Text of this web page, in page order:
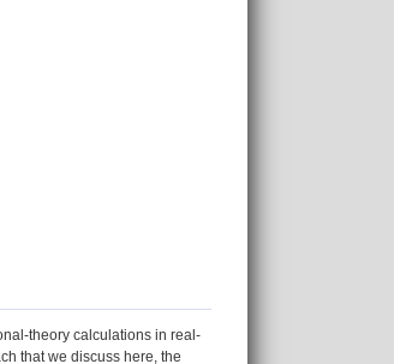
theory calculations in real-
that we discuss here, the